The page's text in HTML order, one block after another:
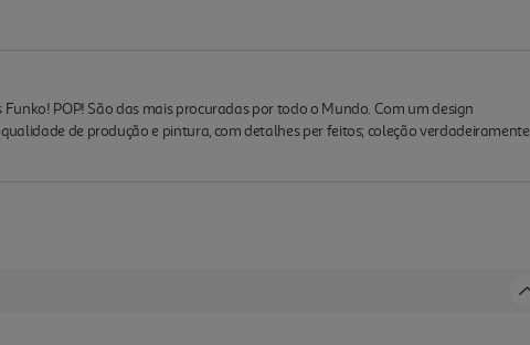
POP! São das mais procuradas por todo o Mundo. Com um design
de produção e pintura, com detalhes per feitos; coleção verdadeiramente